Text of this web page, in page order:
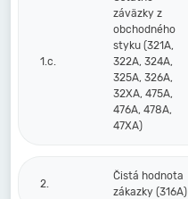
1.c.
záväzky z
obchodného
styku (321A,
322A, 324A,
325A, 326A,
32XA, 475A,
476A, 478A,
47XA)
2.
Čistá hodnota
zákazky (316A)